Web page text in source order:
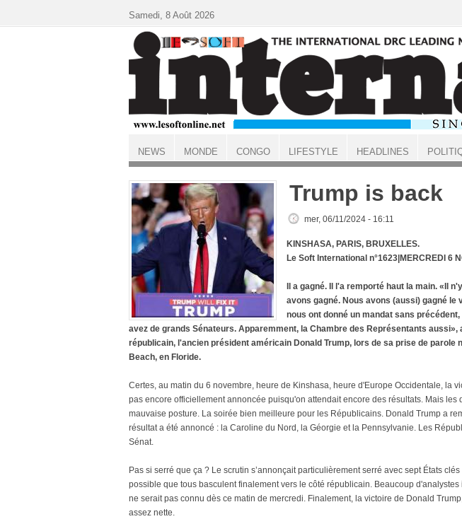
ACCUEIL
Trump is back
mer, 06/11/2024 - 16:11
KINSHASA, PARIS, BRUXELLES.
Le Soft International n°1623|MERCREDI 6
Il a gagné. Il l'a remporté haut la main. «Il
avons gagné. Nous avons (aussi) gagné le
nous ont donné un mandat sans
avez de grands Sénateurs. Apparemment, la Chambre des Représentants aussi»,
républicain, l'ancien président américain Donald Trump, lors de sa prise de parole
Beach, en Floride.
Certes, au matin du 6 novembre, heure de Kinshasa, heure d'Europe Occidentale, la
pas encore officiellement annoncée puisqu'on attendait encore des résultats. Mais les
mauvaise posture. La soirée bien meilleure pour les Républicains. Donald Trump a
résultat a été annoncé : la Caroline du Nord, la Géorgie et la Pennsylvanie. Les
Sénat.
Pas si serré que ça ? Le scrutin s’annonçait particulièrement serré avec sept États
possible que tous basculent finalement vers le côté républicain. Beaucoup
ne serait pas connu dès ce matin de mercredi. Finalement, la victoire de Donald
assez nette.
Samedi, 8 Août 2026
NEWS MONDE CONGO LIFESTYLE HEADLINES